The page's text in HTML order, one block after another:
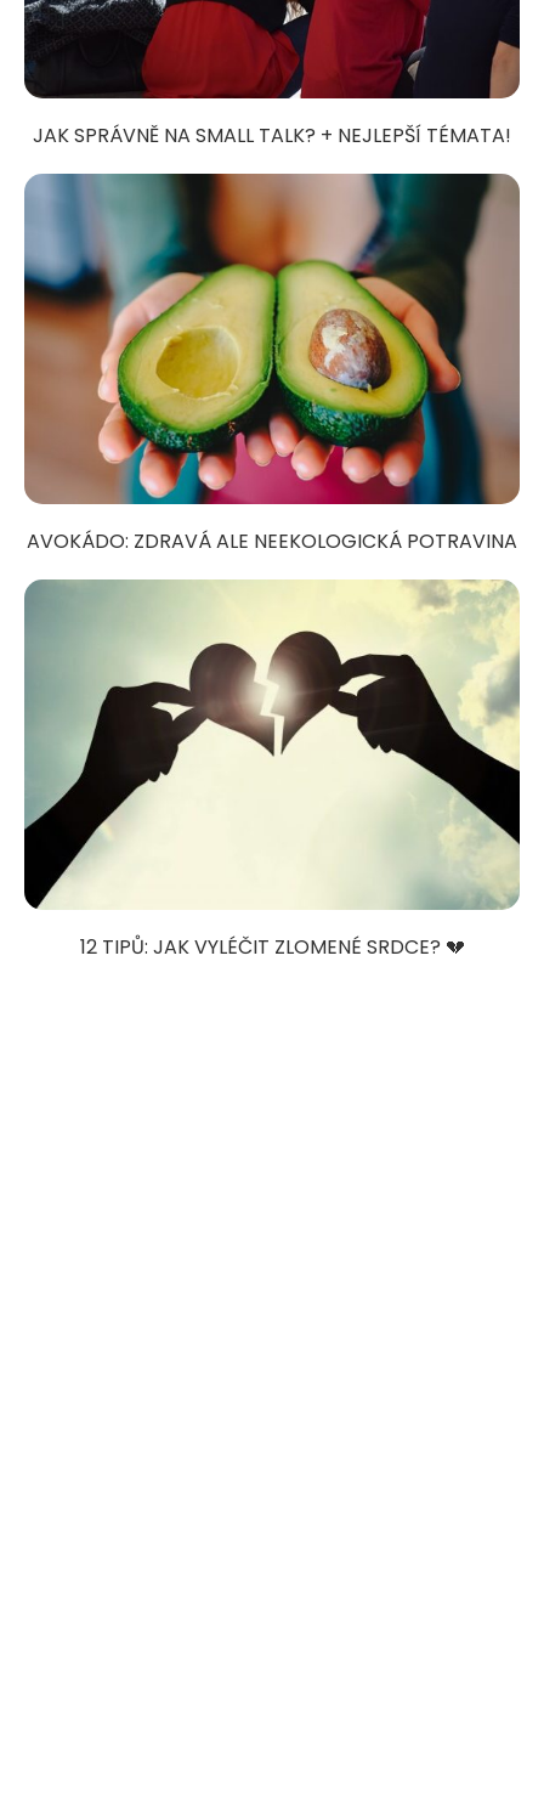
JAK SPRÁVNĚ NA SMALL TALK? + NEJLEPŠÍ TÉMATA!
AVOKÁDO: ZDRAVÁ ALE NEEKOLOGICKÁ POTRAVINA
12 TIPŮ: JAK VYLÉČIT ZLOMENÉ SRDCE? 💔